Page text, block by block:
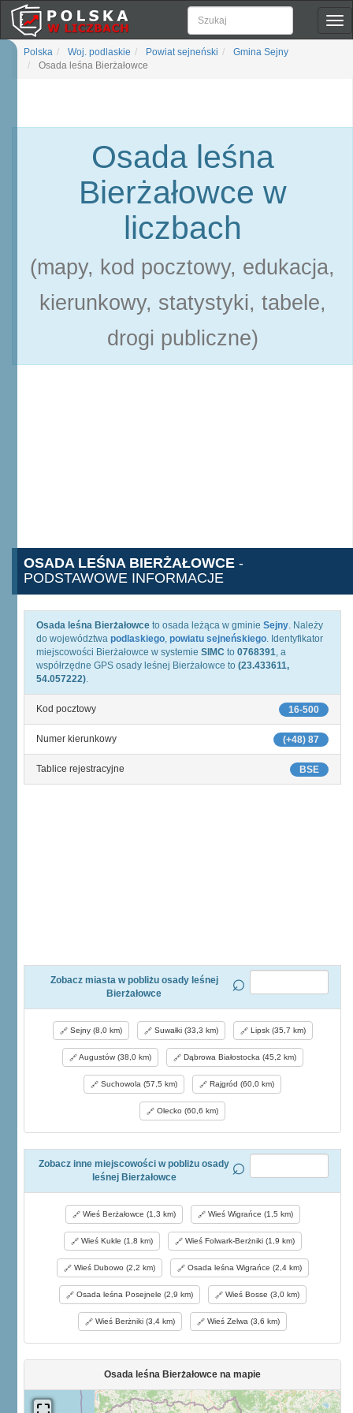
Polska Woj. podlaskie Powiat sejneński
Gmina Sejny
Osada leśna Bierżałowce
Osada leśna
Bierżałowce w
liczbach
(mapy, kod pocztowy, edukacja,
kierunkowy, statystyki, tabele,
drogi publiczne)
OSADA LEŚNA BIERŻAŁOWCE -
PODSTAWOWE INFORMACJE
Osada leśna Bierżałowce to osada leżąca w gminie Sejny. Należy
do województwa podlaskiego, powiatu sejneńskiego. Identyfikator
miejscowości Bierżałowce w systemie SIMC to 0768391, a
współrzędne GPS osady leśnej Bierżałowce to (23.433611,
54.057222).
16-500
Kod pocztowy
(+48) 87
Numer kierunkowy
BSE
Tablice rejestracyjne
Zobacz miasta w pobliżu osady leśnej
Bierżałowce
Sejny (8,0 km) Suwałki (33,3 km) Lipsk (35,7 km)
Augustów (38,0 km) Dąbrowa Białostocka (45,2 km)
Suchowola (57,5 km) Rajgród (60,0 km)
Olecko (60,6 km)
Zobacz inne miejscowości w pobliżu osady
leśnej Bierżałowce
Wieś Berżałowce (1,3 km) Wieś Wigrańce (1,5 km)
Wieś Kukle (1,8 km) Wieś Folwark-Berżniki (1,9 km)
Wieś Dubowo (2,2 km) Osada leśna Wigrańce (2,4 km)
Osada leśna Posejnele (2,9 km) Wieś Bosse (3,0 km)
Wieś Berżniki (3,4 km) Wieś Zelwa (3,6 km)
Osada leśna Bierżałowce na mapie